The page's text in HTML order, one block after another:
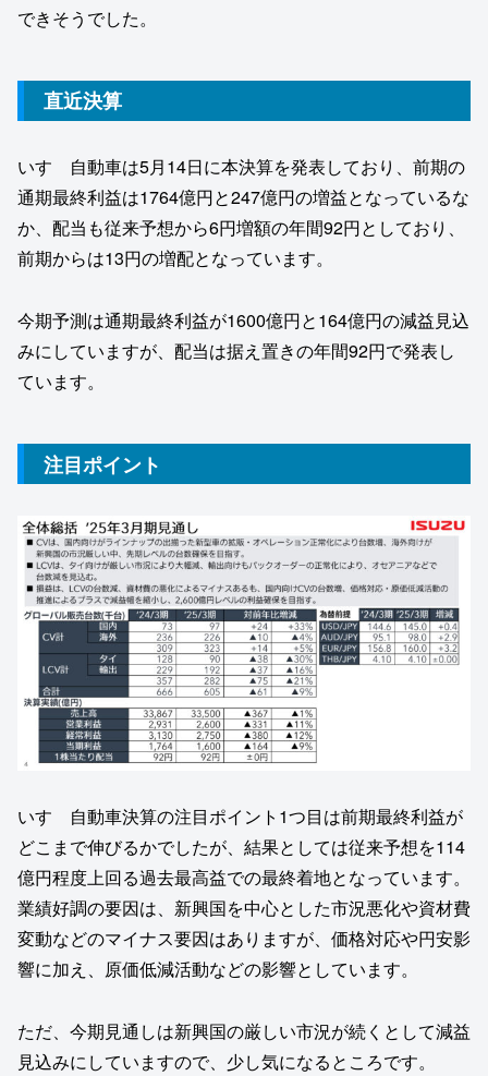
できそうでした。
直近決算
いすゞ自動車は5月14日に本決算を発表しており、前期の
通期最終利益は1764億円と247億円の増益となっているな
か、配当も従来予想から6円増額の年間92円としており、
前期からは13円の増配となっています。
今期予測は通期最終利益が1600億円と164億円の減益見込
みにしていますが、配当は据え置きの年間92円で発表し
ています。
注目ポイント
いすゞ自動車決算の注目ポイント1つ目は前期最終利益が
どこまで伸びるかでしたが、結果としては従来予想を114
億円程度上回る過去最高益での最終着地となっています。
業績好調の要因は、新興国を中心とした市況悪化や資材費
変動などのマイナス要因はありますが、価格対応や円安影
響に加え、原価低減活動などの影響としています。
ただ、今期見通しは新興国の厳しい市況が続くとして減益
見込みにしていますので、少し気になるところです。